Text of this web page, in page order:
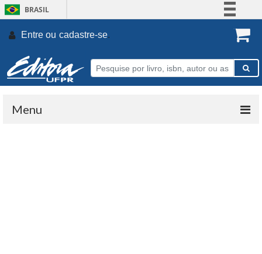
BRASIL
Participe
Entre ou cadastre-se.
Menu